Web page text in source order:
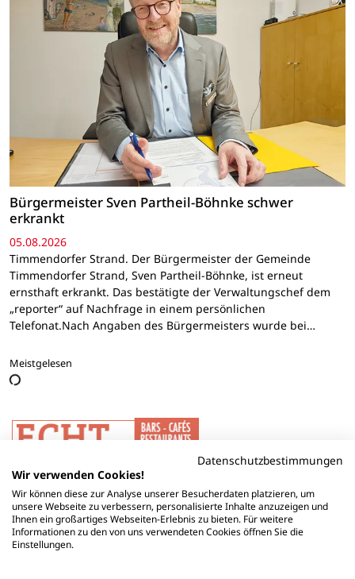
Bürgermeister Sven Partheil-Böhnke schwer
erkrankt
05.08.2026
Timmendorfer Strand. Der Bürgermeister der Gemeinde
Timmendorfer Strand, Sven Partheil-Böhnke, ist erneut
ernsthaft erkrankt. Das bestätigte der Verwaltungschef dem
„reporter“ auf Nachfrage in einem persönlichen
Telefonat.Nach Angaben des Bürgermeisters wurde bei…
Meistgelesen
Datenschutzbestimmungen
Wir verwenden Cookies!
Wir können diese zur Analyse unserer Besucherdaten platzieren, um
unsere Webseite zu verbessern, personalisierte Inhalte anzuzeigen und
Ihnen ein großartiges Webseiten-Erlebnis zu bieten. Für weitere
Informationen zu den von uns verwendeten Cookies öffnen Sie die
Einstellungen.